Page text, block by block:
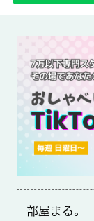
保証会社の利用
賃貸区分/契約
一般/-
取引形態
備考
部屋まる。